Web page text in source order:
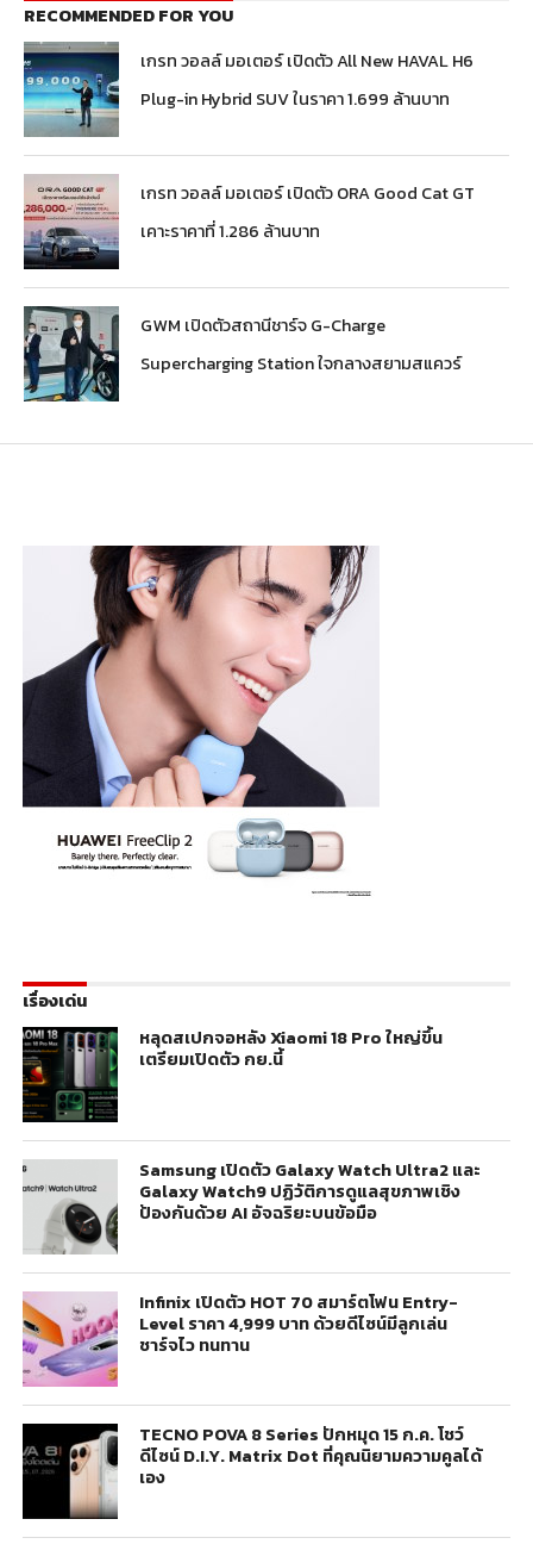
RECOMMENDED FOR YOU
เกรท วอลล์ มอเตอร์ เปิดตัว All New HAVAL H6
Plug-in Hybrid SUV ในราคา 1.699 ล้านบาท
เกรท วอลล์ มอเตอร์ เปิดตัว ORA Good Cat GT
เคาะราคาที่ 1.286 ล้านบาท
GWM เปิดตัวสถานีชาร์จ G-Charge
Supercharging Station ใจกลางสยามสแควร์
เรื่องเด่น
หลุดสเปกจอหลัง Xiaomi 18 Pro ใหญ่ขึ้น
เตรียมเปิดตัว กย.นี้
Samsung เปิดตัว Galaxy Watch Ultra2 และ
Galaxy Watch9 ปฏิวัติการดูแลสุขภาพเชิง
ป้องกันด้วย AI อัจฉริยะบนข้อมือ
Infinix เปิดตัว HOT 70 สมาร์ตโฟน Entry-
Level ราคา 4,999 บาท ด้วยดีไซน์มีลูกเล่น
ชาร์จไว ทนทาน
TECNO POVA 8 Series ปักหมุด 15 ก.ค. โชว์
ดีไซน์ D.I.Y. Matrix Dot ที่คุณนิยามความคูลได้
เอง